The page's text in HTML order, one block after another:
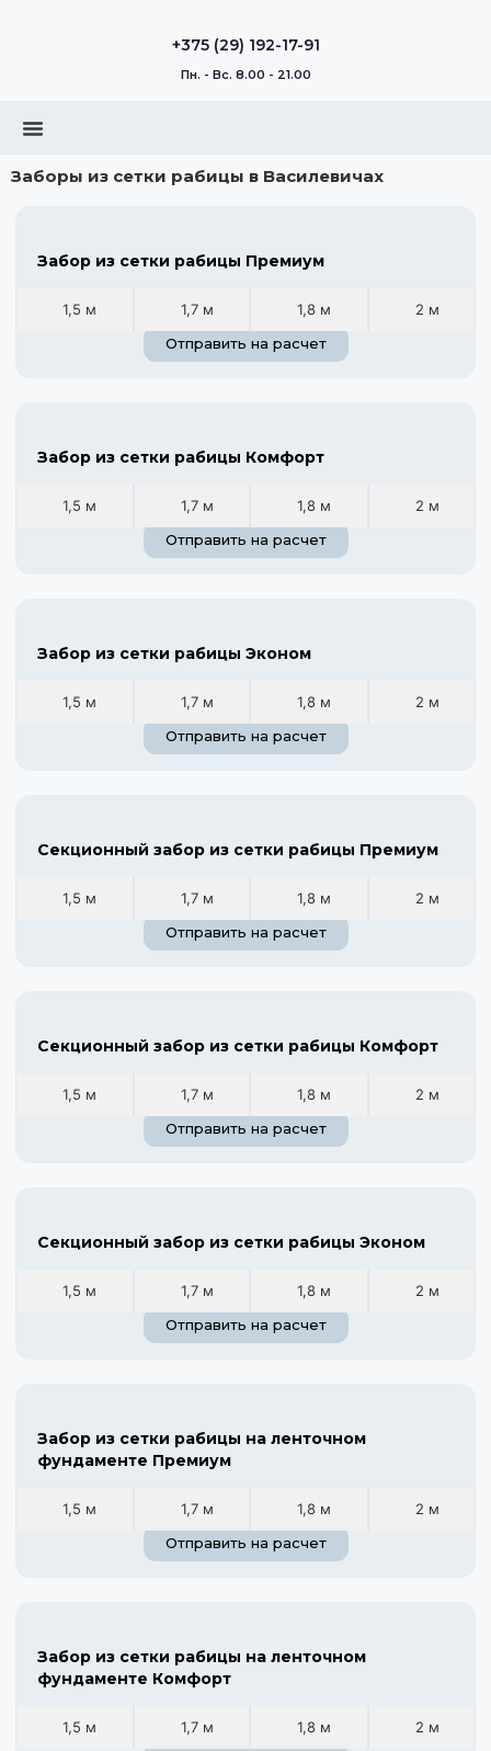
+375 (29) 192-17-91
Пн. - Вс. 8.00 - 21.00
Заборы из сетки рабицы в Василевичах
Забор из сетки рабицы Премиум
1,5 м 1,7 м 1,8 м
2 м
Отправить на расчет
Забор из сетки рабицы Комфорт
1,5 м 1,7 м 1,8 м
2 м
Отправить на расчет
Забор из сетки рабицы Эконом
1,5 м 1,7 м 1,8 м
2 м
Отправить на расчет
Секционный забор из сетки рабицы Премиум
1,5 м 1,7 м 1,8 м
2 м
Отправить на расчет
Секционный забор из сетки рабицы Комфорт
1,5 м 1,7 м 1,8 м
2 м
Отправить на расчет
Секционный забор из сетки рабицы Эконом
1,5 м 1,7 м 1,8 м
2 м
Отправить на расчет
Забор из сетки рабицы на ленточном
фундаменте Премиум
1,5 м 1,7 м 1,8 м
2 м
Отправить на расчет
Забор из сетки рабицы на ленточном
фундаменте Комфорт
1,5 м 1,7 м 1,8 м
2 м